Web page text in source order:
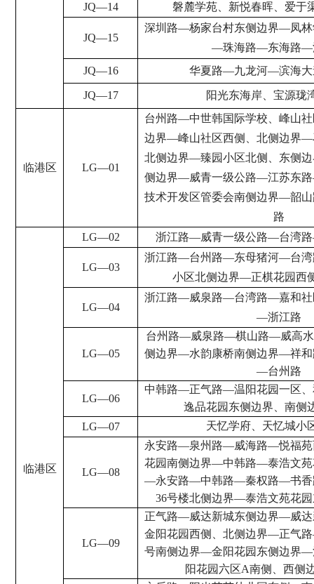
JQ—14 磐麓学苑、新悦春晖、爱于
JQ—15
深圳路—杨家台村东侧边界—凤
—珠海路—东海路—
JQ—16 华夏路—九龙河—滨海
JQ—17 阳光东海岸、宝源珑
临港区 LG—01
台州路—中世韩国际学校、峰山
边界—峰山社区西侧、北侧边界—
北侧边界—臻园小区北侧、东侧
侧边界—威青一级公路—江苏东路
技术开发区管委会南侧边界—韶
路
临港区
LG—02 浙江路—威青一级公路—台湾路
LG—03
浙江路—台州路—东母猪河—台
小区北侧边界—正棋花园西
LG—04
浙江路—威泉路—台湾路—嘉和
—浙江路
LG—05
台州路—威泉路—棋山路—威高
侧边界—水韵康桥南侧边界—祥
—台州路
LG—06
中韩路—正气路—温阳花园一区
逸品花园东侧边界、南侧
LG—07 天忆学府、天忆城小
LG—08
永安路—泉州路—威海路—悦福
花园南侧边界—中韩路—泰浩文
—永安路—中韩路—秦权路—书
36号楼北侧边界—泰浩文苑花
LG—09
正气路—威达新城东侧边界—威
金阳花园西侧、北侧边界—正气路
号南侧边界—金阳花园东侧边界—
阳花园六区A南侧、西侧